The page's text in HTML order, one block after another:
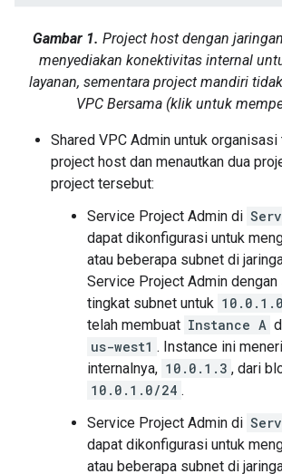
Gambar 1. Project host dengan
menyediakan konektivitas internal
layanan, sementara project mandiri
VPC Bersama (klik untuk
Shared VPC Admin untuk
project host dan menautkan dua
project tersebut:
Service Project Admin di
dapat dikonfigurasi untuk
atau beberapa subnet di
Service Project Admin
tingkat subnet untuk
telah membuat Instance A
us-west1 . Instance ini
internalnya, 10.0.1.3 , dari
10.0.1.0/24 .
Service Project Admin di
dapat dikonfigurasi untuk
atau beberapa subnet di